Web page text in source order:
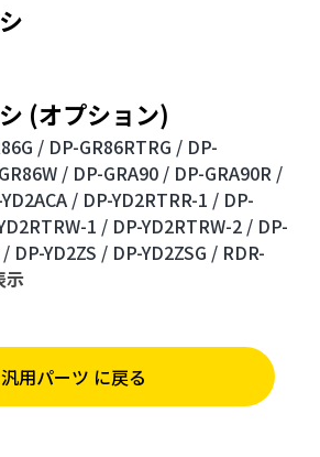
(オプション)
/ DP-GR86RTRG / DP-
/ DP-GRA90 / DP-GRA90R /
/ DP-YD2RTRR-1 / DP-
1 / DP-YD2RTRW-2 / DP-
/ DP-YD2ZS / DP-YD2ZSG / RDR-
⽰
汎用パーツ に戻る